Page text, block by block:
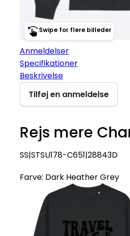
Swipe for flere billeder
Anmeldelser
Specifikationer
Beskrivelse
Tilføj en anmeldelse
Rejs mere
SS|STSU178-C651|28843D
Farve: Dark Heather Grey